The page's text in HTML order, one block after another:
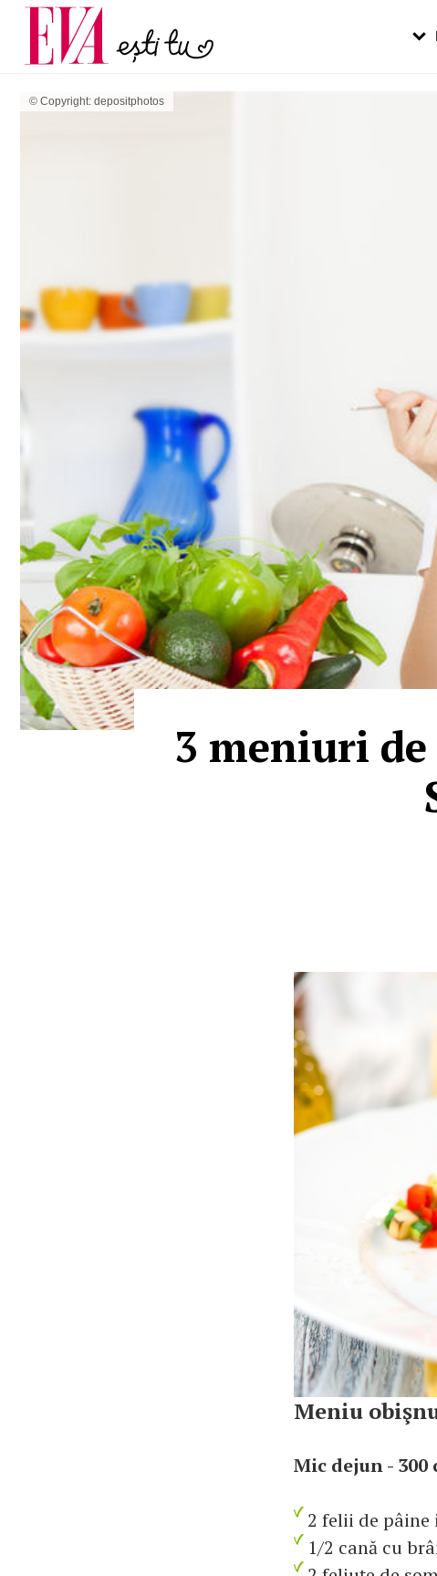
© Copyright: depositphotos
3 meniuri de
Meniu
Mic dejun -
2 felii de pâine
1/2 cană cu
Carieră
Actualitate
pe măsură ce înaintezi